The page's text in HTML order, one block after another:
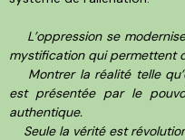
L’oppression se
mystification qui permettent
Montrer la réalité telle
est présentée par le
authentique.
Seule la vérité est